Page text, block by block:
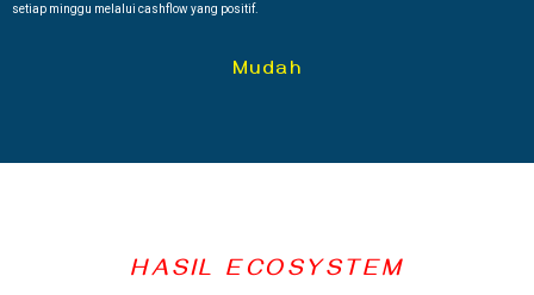
setiap minggu melalui cashflow yang positif.
Mudah
HASIL ECOSYSTEM